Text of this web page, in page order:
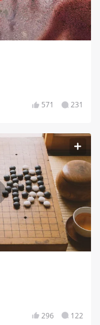
571 231
296 122